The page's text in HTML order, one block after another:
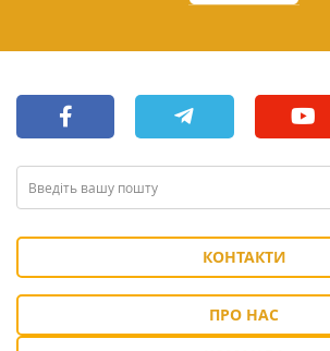
КОНТАКТИ
ПРО НАС